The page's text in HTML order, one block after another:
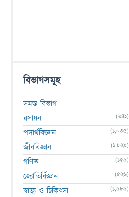
বিভাগসমূহ
সমস্ত বিভাগ
রসায়ন
(641)
পদার্থবিজ্ঞান (1,035)
জীববিজ্ঞান (1,829)
গণিত (159)
জ্যোতির্বিজ্ঞান (526)
স্বাস্থ্য ও চিকিৎসা (1,989)